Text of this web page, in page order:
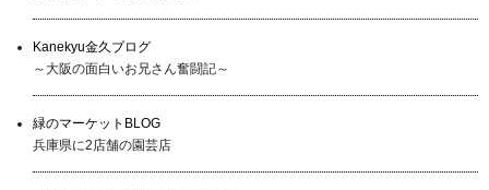
Kanekyu金久ブログ
～大阪の面白いお兄さん奮闘記～
緑のマーケットBLOG
兵庫県に2店舗の園芸店